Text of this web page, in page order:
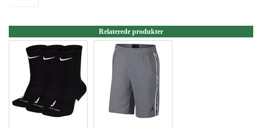
Relaterede produkter